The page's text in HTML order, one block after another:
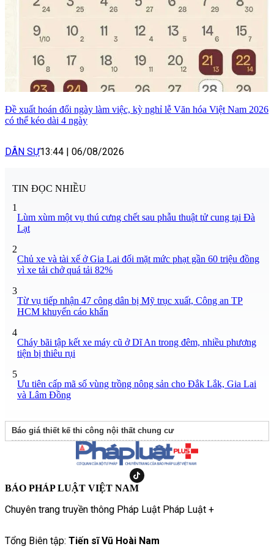
Đề xuất hoán đổi ngày làm việc, kỳ nghỉ lễ Văn hóa Việt Nam 2026
có thể kéo dài 4 ngày
DÂN SỰ13:44 | 06/08/2026
TIN ĐỌC NHIỀU
1
Lùm xùm một vụ thú cưng chết sau phẫu thuật tử cung tại Đà
Lạt
2
Chủ xe và tài xế ở Gia Lai đối mặt mức phạt gần 60 triệu đồng
vì xe tải chở quá tải 82%
3
Từ vụ tiếp nhận 47 công dân bị Mỹ trục xuất, Công an TP
HCM khuyến cáo khẩn
4
Cháy bãi tập kết xe máy cũ ở Dĩ An trong đêm, nhiều phương
tiện bị thiêu rụi
5
Ưu tiên cấp mã số vùng trồng nông sản cho Đắk Lắk, Gia Lai
và Lâm Đồng
Báo giá thiết kế thi công nội thất chung cư
BÁO PHÁP LUẬT VIỆT NAM
Chuyên trang truyền thông Pháp Luật Pháp Luật +
Tổng Biên tập: Tiến sĩ Vũ Hoài Nam